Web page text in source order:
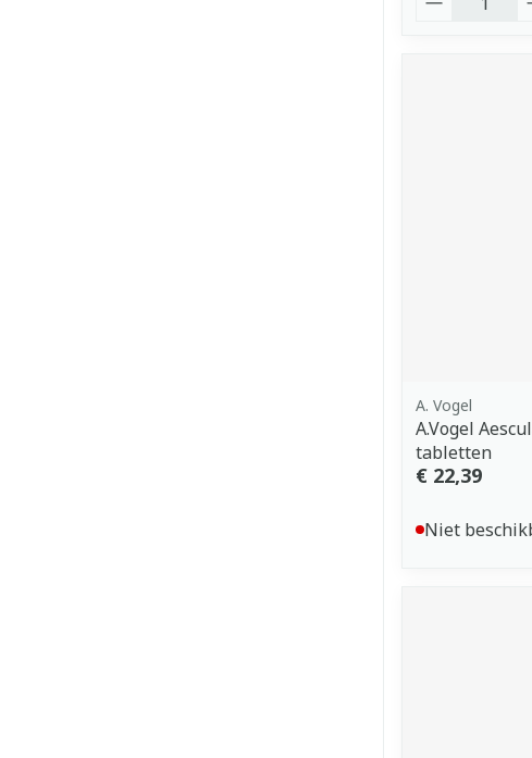
A. Vogel
A.Vogel
tabletten
€ 22,39
Niet